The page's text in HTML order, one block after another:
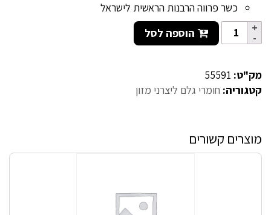
כשר פרווה הרבנות הראשית לישראל
הוספה לסל
מק"ט: 55591
קטגוריה: חומרי גלם ליצרני מזון
מוצרים קשורים